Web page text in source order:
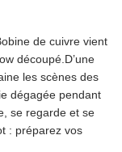
de cuivre vient
découpé.D’une
les scènes des
dégagée pendant
se regarde et se
: préparez vos